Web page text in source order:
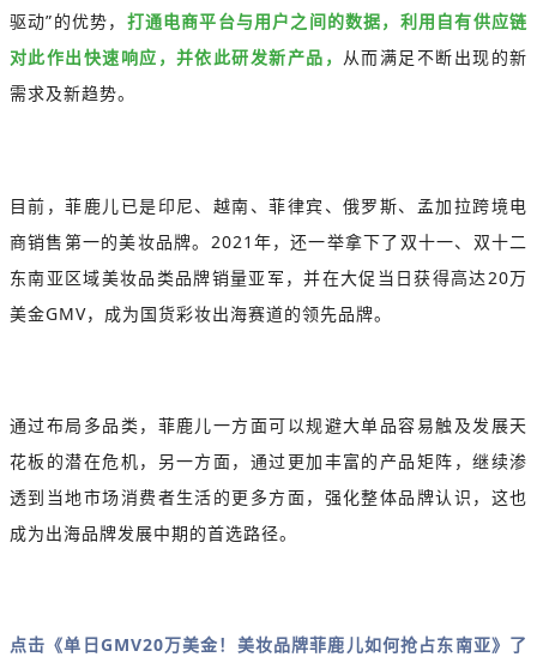
驱动”的优势， 打通电商平台与用户之间的数据，利用自有供应链
对此作出快速响应，并依此研发新产品，
从而满足不断出现的新
需求及新趋势。
目前，菲鹿儿已是印尼、越南、菲律宾、俄罗斯、孟加拉跨境电
商销售第一的美妆品牌。2021年，还一举拿下了双十一、双十二
东南亚区域美妆品类品牌销量亚军，并在大促当日获得高达20万
美金GMV，成为国货彩妆出海赛道的领先品牌。
通过布局多品类，菲鹿儿一方面可以规避大单品容易触及发展天
花板的潜在危机，另一方面，通过更加丰富的产品矩阵，继续渗
透到当地市场消费者生活的更多方面，强化整体品牌认识，这也
成为出海品牌发展中期的首选路径。
点击《单日GMV20万美金！美妆品牌菲鹿儿如何抢占东南亚》了